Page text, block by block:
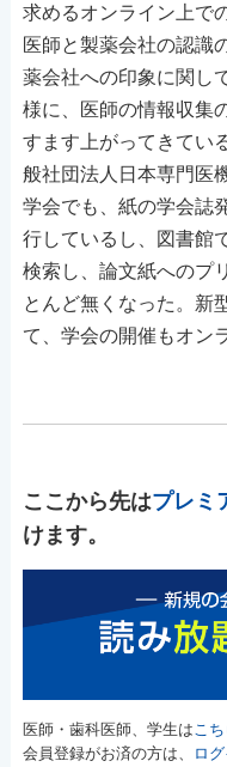
求めるオンライン上で
医師と製薬会社の認識
薬会社への印象に関し
様に、医師の情報収集
すます上がってきてい
般社団法人日本専門医
学会でも、紙の学会誌
行しているし、図書館
検索し、論文紙へのプ
とんど無くなった。新
て、学会の開催もオン
ここから先はプレミ
けます。
医師・歯科医師、学生はこち
会員登録がお済の方は、
ロ